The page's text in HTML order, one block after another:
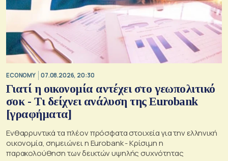
ECONOMY 07.08.2026, 20:30
Γιατί η οικονομία αντέχει στο γεωπολιτικό
σοκ - Τι δείχνει ανάλυση της Eurobank
[γραφήματα]
Ενθαρρυντικά τα πλέον πρόσφατα στοιχεία για την ελληνική
οικονομία, σημειώνει η Eurobank - Kρίσιμη η
παρακολούθηση των δεικτών υψηλής συχνότητας